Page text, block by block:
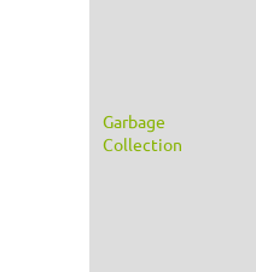
Garbage
Collection